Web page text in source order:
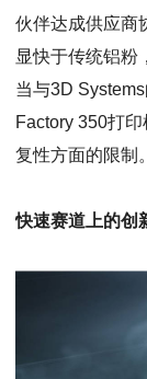
伙伴达成供应商
显快于传统铝粉
当与3D
Factory 350打
复性方面的限制
快速赛道上的创